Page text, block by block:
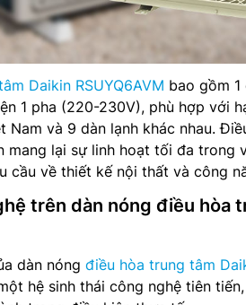
Daikin RSUYQ6AVM bao gồm
1 pha (220-230V), phù hợp với
Nam và 9 dàn lạnh khác nhau.
mang lại sự linh hoạt tối đa trong
cầu về thiết kế nội thất và công
trên dàn nóng điều hòa
dàn nóng điều hòa trung tâm
hệ sinh thái công nghệ tiên